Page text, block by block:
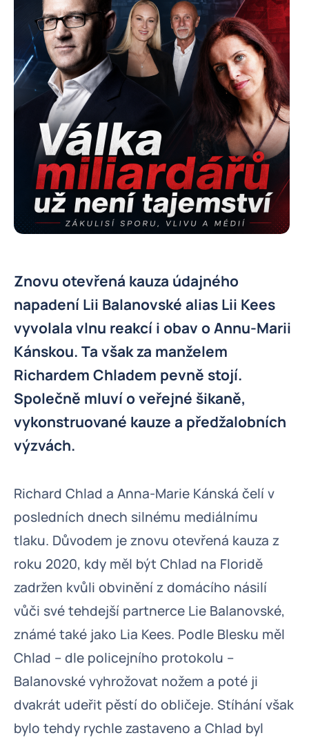
Znovu otevřená kauza údajného
napadení Lii Balanovské alias Lii Kees
vyvolala vlnu reakcí i obav o Annu-Marii
Kánskou. Ta však za manželem
Richardem Chladem pevně stojí.
Společně mluví o veřejné šikaně,
vykonstruované kauze a předžalobních
výzvách.
Richard Chlad a Anna-Marie Kánská čelí v
posledních dnech silnému mediálnímu
tlaku. Důvodem je znovu otevřená kauza z
roku 2020, kdy měl být Chlad na Floridě
zadržen kvůli obvinění z domácího násilí
vůči své tehdejší partnerce Lie Balanovské,
známé také jako Lia Kees. Podle Blesku měl
Chlad – dle policejního protokolu –
Balanovské vyhrožovat nožem a poté ji
dvakrát udeřit pěstí do obličeje. Stíhání však
bylo tehdy rychle zastaveno a Chlad byl